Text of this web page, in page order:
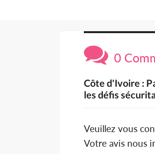
0
Côte d'Ivoire :
les défis
Veuillez vous
Votre avis nous